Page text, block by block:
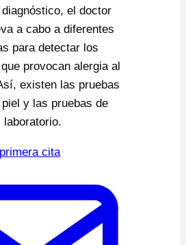
el doctor
a cabo a diferentes
para detectar los
provocan alergia al
existen las pruebas
y las pruebas de
laboratorio.
cita